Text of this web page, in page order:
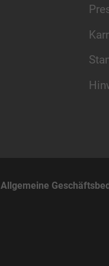
Allgemeine